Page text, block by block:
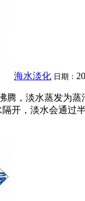
海水淡化 日期：
腾，淡水蒸发为
开，淡水会通过